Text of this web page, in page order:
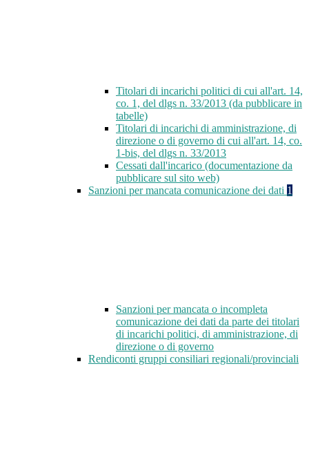
Titolari di incarichi politici di cui all'art. 14,
co. 1, del dlgs n. 33/2013 (da pubblicare in
tabelle)
Titolari di incarichi di amministrazione, di
direzione o di governo di cui all'art. 14, co.
1-bis, del dlgs n. 33/2013
Cessati dall'incarico (documentazione da
pubblicare sul sito web)
Sanzioni per mancata comunicazione dei dati 1
Sanzioni per mancata o incompleta
comunicazione dei dati da parte dei titolari
di incarichi politici, di amministrazione, di
direzione o di governo
Rendiconti gruppi consiliari regionali/provinciali